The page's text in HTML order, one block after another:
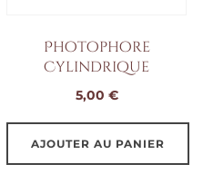
Photophore
Cylindrique
5,00 €
AJOUTER AU PANIER